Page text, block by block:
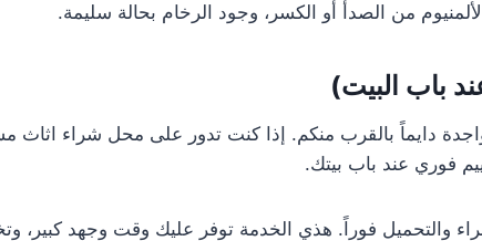
من الصدأ أو الكسر، وجود الرخام بحالة سليمة.
باب البيت)
دايماً بالقرب منكم. إذا كنت تدور على محل شراء
فوري عند باب بيتك.
والتحميل فوراً. هذي الخدمة توفر عليك وقت وجهد كبير،